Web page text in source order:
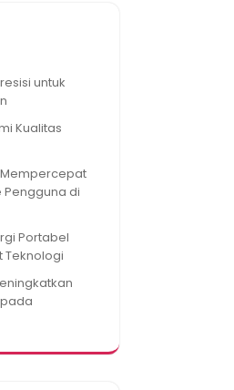
untuk
Kualitas
Pengguna di
Portabel
Teknologi